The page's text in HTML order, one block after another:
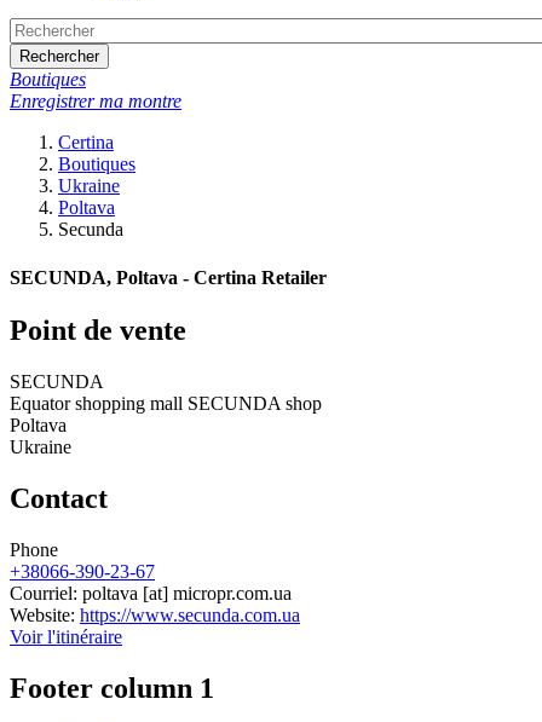
Rechercher
Boutiques
Enregistrer ma montre
Certina
Boutiques
Ukraine
Poltava
Secunda
SECUNDA, Poltava - Certina Retailer
Point de vente
SECUNDA
Equator shopping mall SECUNDA shop
Poltava
Ukraine
Contact
Phone
+38066-390-23-67
Courriel: poltava [at] micropr.com.ua
Website: https://www.secunda.com.ua
Voir l'itinéraire
Footer column 1